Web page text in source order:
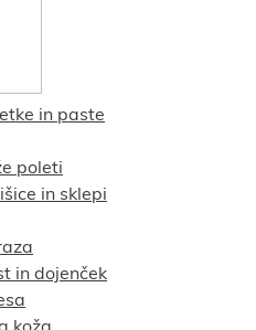
in paste
poleti
in sklepi
in dojenček